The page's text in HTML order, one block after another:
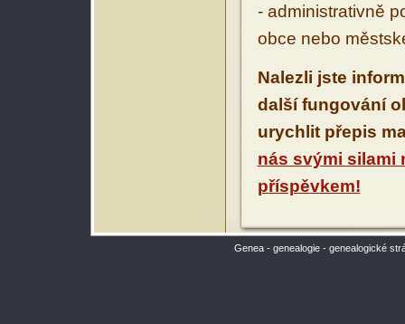
- administrativně
obce nebo
Nalezli jste
další fungování
urychlit přepis
nás svými silami
příspěvkem!
Genea - genealogie - genealogické